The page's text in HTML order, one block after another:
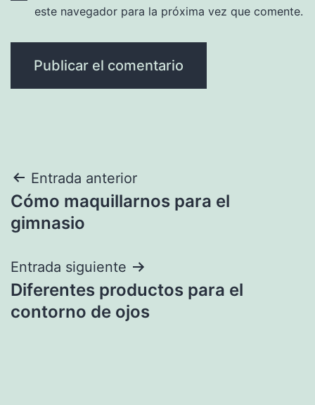
este navegador para la próxima vez que comente.
Navegación
de
Entrada anterior
Cómo maquillarnos para el
gimnasio
Entrada siguiente
Diferentes productos para el
contorno de ojos